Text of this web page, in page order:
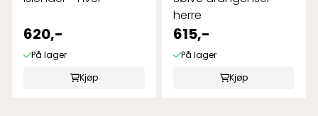
620,-
På lager
Kjøp
herre
615,-
På lager
Kjøp